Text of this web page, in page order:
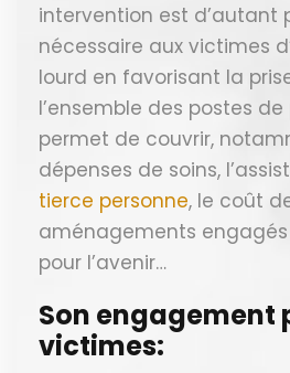
intervention est d’autant
nécessaire aux victimes
lourd en favorisant la
l’ensemble des postes
permet de couvrir,
dépenses de soins,
tierce personne, le coût
aménagements
pour l’avenir…
Son engagement
victimes: